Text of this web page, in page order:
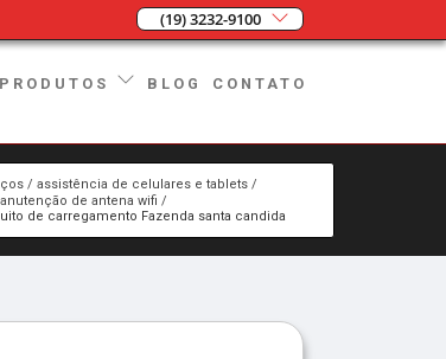
(19) 3232-9100
PRODUTOS BLOG CONTATO
assistência de celulares e tablets
de antena wifi
de carregamento Fazenda santa candida